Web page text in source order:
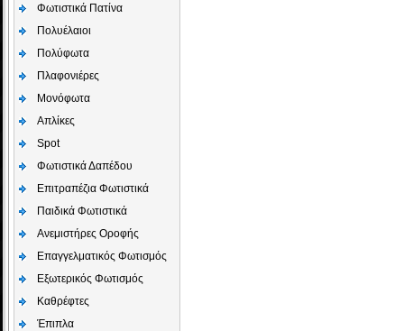
Φωτιστικά Πατίνα
Πολυέλαιοι
Πολύφωτα
Πλαφονιέρες
Μονόφωτα
Απλίκες
Spot
Φωτιστικά Δαπέδου
Επιτραπέζια Φωτιστικά
Παιδικά Φωτιστικά
Aνεμιστήρες Οροφής
Επαγγελματικός Φωτισμός
Εξωτερικός Φωτισμός
Καθρέφτες
Έπιπλα